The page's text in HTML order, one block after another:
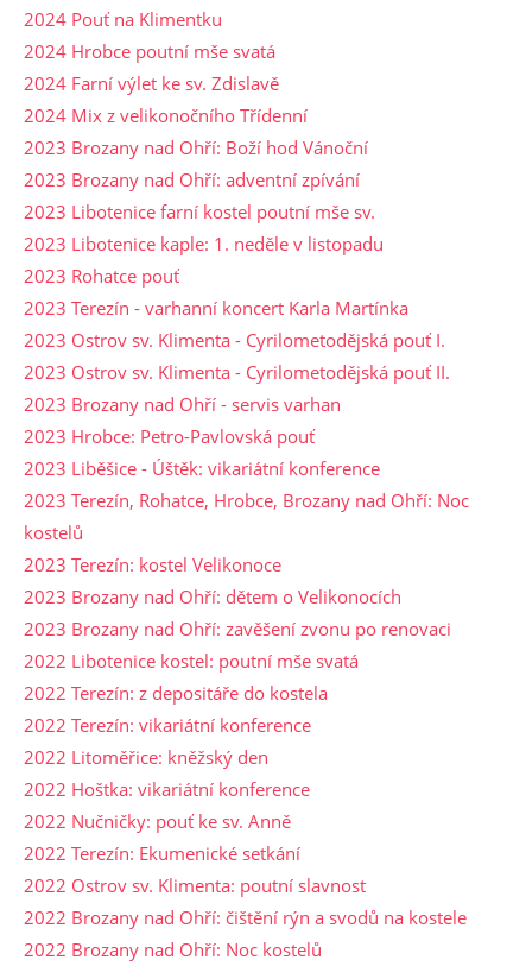
2024 Pouť na Klimentku
2024 Hrobce poutní mše svatá
2024 Farní výlet ke sv. Zdislavě
2024 Mix z velikonočního Třídenní
2023 Brozany nad Ohří: Boží hod Vánoční
2023 Brozany nad Ohří: adventní zpívání
2023 Libotenice farní kostel poutní mše sv.
2023 Libotenice kaple: 1. neděle v listopadu
2023 Rohatce pouť
2023 Terezín - varhanní koncert Karla Martínka
2023 Ostrov sv. Klimenta - Cyrilometodějská pouť I.
2023 Ostrov sv. Klimenta - Cyrilometodějská pouť II.
2023 Brozany nad Ohří - servis varhan
2023 Hrobce: Petro-Pavlovská pouť
2023 Liběšice - Úštěk: vikariátní konference
2023 Terezín, Rohatce, Hrobce, Brozany nad Ohří: Noc
kostelů
2023 Terezín: kostel Velikonoce
2023 Brozany nad Ohří: dětem o Velikonocích
2023 Brozany nad Ohří: zavěšení zvonu po renovaci
2022 Libotenice kostel: poutní mše svatá
2022 Terezín: z depositáře do kostela
2022 Terezín: vikariátní konference
2022 Litoměřice: kněžský den
2022 Hoštka: vikariátní konference
2022 Nučničky: pouť ke sv. Anně
2022 Terezín: Ekumenické setkání
2022 Ostrov sv. Klimenta: poutní slavnost
2022 Brozany nad Ohří: čištění rýn a svodů na kostele
2022 Brozany nad Ohří: Noc kostelů